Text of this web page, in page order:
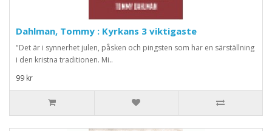
Dahlman, Tommy : Kyrkans 3 viktigaste
"Det är i synnerhet julen, påsken och pingsten som har en särställning
i den kristna traditionen. Mi..
99 kr